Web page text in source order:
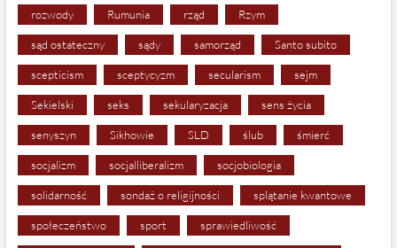
rozwody Rumunia rząd Rzym
sąd ostateczny sądy samorząd Santo subito
scepticism sceptycyzm secularism sejm
Sekielski seks sekularyzacja sens życia
senyszyn Sikhowie SLD ślub śmierć
socjalizm socjalliberalizm socjobiologia
solidarność sondaż o religijności splątanie kwantowe
społeczeństwo sport sprawiedliwość